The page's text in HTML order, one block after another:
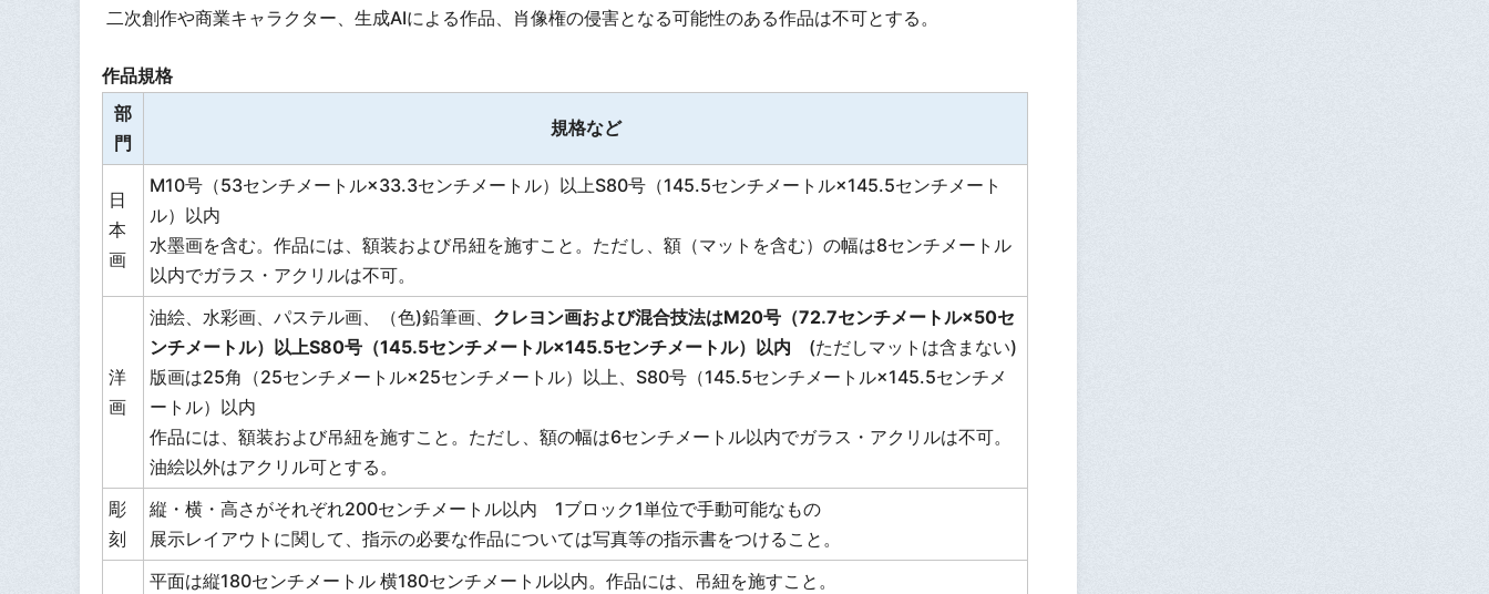
二次創作や商業キャラクター、生成AIによる作品、肖像権の侵害となる可能性のある作品は不可とする。
作品規格
部
門
規格など
日
本
画
M10号（53センチメートル×33.3センチメートル）以上S80号（145.5センチメートル×145.5センチメート
ル）以内
水墨画を含む。作品には、額装および吊紐を施すこと。ただし、額（マットを含む）の幅は8センチメートル
以内でガラス・アクリルは不可。
洋
画
油絵、水彩画、パステル画、（色)鉛筆画、 クレヨン画および混合技法はM20号（72.7センチメートル×50セ
ンチメートル）以上S80号（145.5センチメートル×145.5センチメートル）以内 (ただしマットは含まない)
版画は25角（25センチメートル×25センチメートル）以上、S80号（145.5センチメートル×145.5センチメ
ートル）以内
作品には、額装および吊紐を施すこと。ただし、額の幅は6センチメートル以内でガラス・アクリルは不可。
油絵以外はアクリル可とする。
彫
刻
縦・横・高さがそれぞれ200センチメートル以内 1ブロック1単位で手動可能なもの
展示レイアウトに関して、指示の必要な作品については写真等の指示書をつけること。
平面は縦180センチメートル 横180センチメートル以内。作品には、吊紐を施すこと。